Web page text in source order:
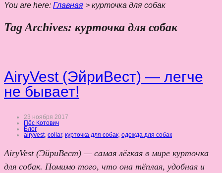
You are here: Главная > курточка для собак
Tag Archives: курточка для собак
AiryVest (ЭйриВест) — легче
не бывает!
23 ноября 2017
Пёс Котович
Блог
airyvest, collar, курточка для собак, одежда для собак
AiryVest (ЭйриВест) — самая лёгкая в мире курточка
для собак. Помимо того, что она тёплая, удобная и